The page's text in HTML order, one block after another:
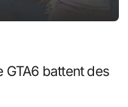
battent des